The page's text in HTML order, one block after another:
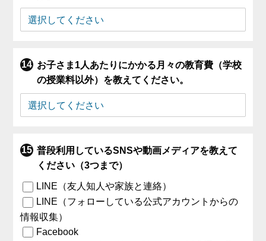
お子さま1人あたりにかかる月々の教育費（学校
の授業料以外）を教えてください。
普段利用しているSNSや動画メディアを教えて
ください（3つまで）
LINE（友人知人や家族と連絡）
LINE（フォローしている公式アカウントからの
情報収集）
Facebook